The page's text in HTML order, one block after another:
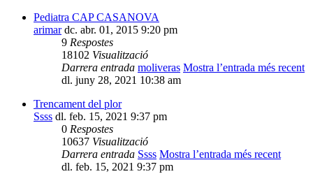
Pediatra CAP CASANOVA
arimar dc. abr. 01, 2015 9:20 pm
9 Respostes
18102 Visualització
Darrera entrada moliveras Mostra l’entrada més recent
dl. juny 28, 2021 10:38 am
Trencament del plor
Ssss dl. feb. 15, 2021 9:37 pm
0 Respostes
10637 Visualització
Darrera entrada Ssss Mostra l’entrada més recent
dl. feb. 15, 2021 9:37 pm